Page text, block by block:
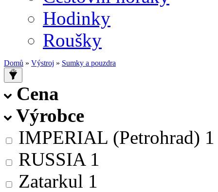
Hodinky
Roušky
Domů » Výstroj » Sumky a pouzdra
Cena
Výrobce
IMPERIAL (Petrohrad) 1
RUSSIA 1
Zatarkul 1